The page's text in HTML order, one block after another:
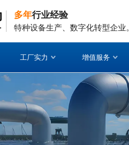
多年行业经验
特种设备生产、数字化转型企业。
工厂实力 增值服务